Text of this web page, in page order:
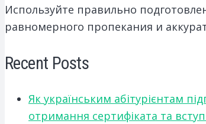
Используйте правильно
равномерного пропекания и
Recent Posts
Як українським абітурієнтам
отримання сертифіката та